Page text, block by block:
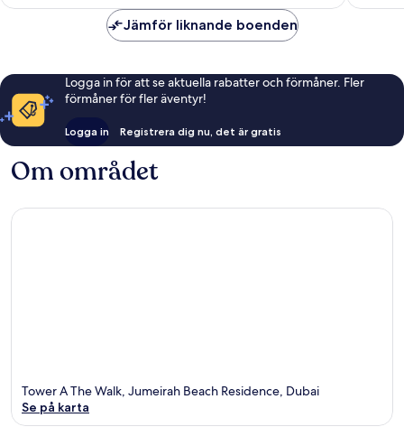
Jämför liknande boenden
Logga in för att se aktuella rabatter och förmåner. Fler
förmåner för fler äventyr!
Logga in Registrera dig nu, det är gratis
Om området
Tower A The Walk, Jumeirah Beach Residence, Dubai
Se på karta